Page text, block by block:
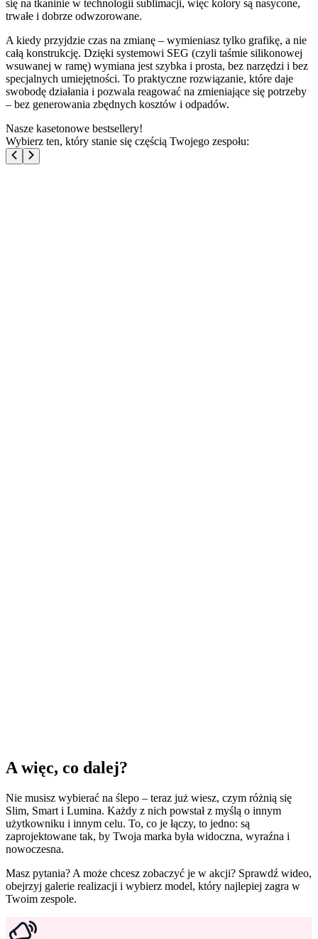
się na tkaninie w technologii sublimacji, więc kolory są nasycone,
trwałe i dobrze odwzorowane.
A kiedy przyjdzie czas na zmianę – wymieniasz tylko grafikę, a nie
całą konstrukcję. Dzięki systemowi SEG (czyli taśmie silikonowej
wsuwanej w ramę) wymiana jest szybka i prosta, bez narzędzi i bez
specjalnych umiejętności. To praktyczne rozwiązanie, które daje
swobodę działania i pozwala reagować na zmieniające się potrzeby
– bez generowania zbędnych kosztów i odpadów.
Nasze kasetonowe bestsellery!
Wybierz ten, który stanie się częścią Twojego zespołu:
A więc, co dalej?
Nie musisz wybierać na ślepo – teraz już wiesz, czym różnią się
Slim, Smart i Lumina. Każdy z nich powstał z myślą o innym
użytkowniku i innym celu. To, co je łączy, to jedno: są
zaprojektowane tak, by Twoja marka była widoczna, wyraźna i
nowoczesna.
Masz pytania? A może chcesz zobaczyć je w akcji? Sprawdź wideo,
obejrzyj galerie realizacji i wybierz model, który najlepiej zagra w
Twoim zespole.